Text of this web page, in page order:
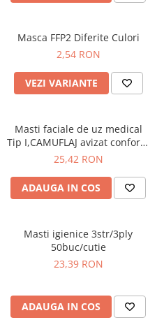
Bord | Plastice Interioare
CEARA | SEALANT | TRATAMENTE
HIDROFOBE
PROTECTIE | COATING CERAMIC
POLISH | SLEFUIRE | BURETI
ACCESORII | ECHIPAMENTE |
APARATURA
Masca FFP2 Diferite Culori
2,54 RON
VEZI VARIANTE
Masti faciale de uz medical
Tip I,CAMUFLAJ avizat conform
DIRECTIVEI 93/42CEE.
25,42 RON
ADAUGA IN COS
Masti igienice 3str/3ply
50buc/cutie
23,39 RON
ADAUGA IN COS